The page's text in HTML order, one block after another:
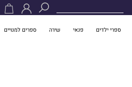
ספרי ילדים פנאי שירה ספרים למנויים